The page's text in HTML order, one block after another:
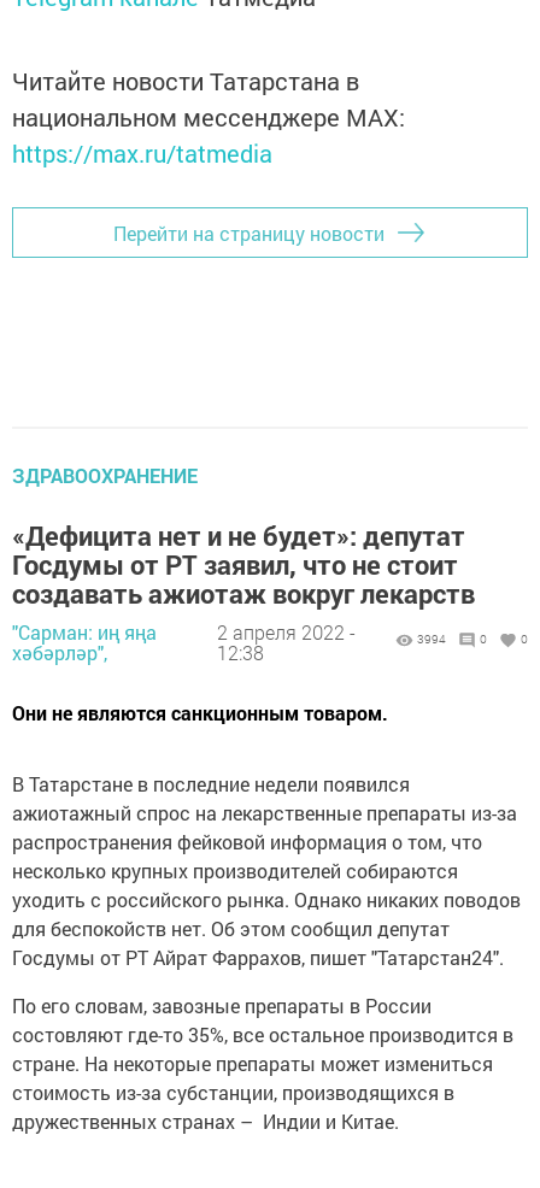
Читайте новости Татарстана в
национальном мессенджере MАХ:
https://max.ru/tatmedia
Перейти на страницу новости
ЗДРАВООХРАНЕНИЕ
«Дефицита нет и не будет»: депутат
Госдумы от РТ заявил, что не стоит
создавать ажиотаж вокруг лекарств
"Сарман: иң яңа
хәбәрләр",
2 апреля 2022 -
12:38
3994 0 0
Они не являются санкционным товаром.
В Татарстане в последние недели появился
ажиотажный спрос на лекарственные препараты из-за
распространения фейковой информация о том, что
несколько крупных производителей собираются
уходить с российского рынка. Однако никаких поводов
для беспокойств нет. Об этом сообщил депутат
Госдумы от РТ Айрат Фаррахов, пишет "Татарстан24".
По его словам, завозные препараты в России
состовляют где-то 35%, все остальное производится в
стране. На некоторые препараты может измениться
стоимость из-за субстанции, производящихся в
дружественных странах – Индии и Китае.